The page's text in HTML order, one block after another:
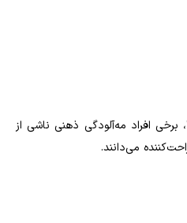
بر اساس مطالعه‌ای در سال ۲۰۱۵، برخی افراد مه‌آلودگی ذهنی ناشی از
می‌دانند.